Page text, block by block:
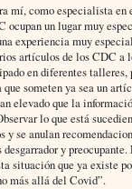
mí, como especialista en
ocupan un lugar muy
experiencia muy
artículos de los CDC a
en diferentes talleres,
someten ya sea un
elevado que la
lo que está
y se anulan
y
situación que ya existe
más allá del Covid”.